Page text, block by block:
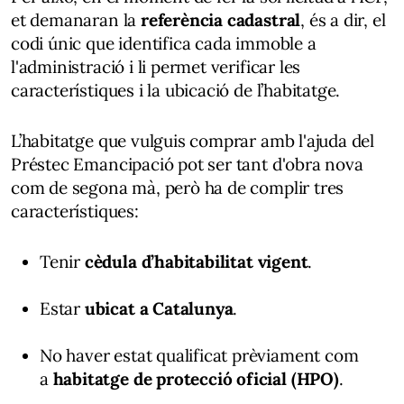
et demanaran la referència cadastral, és a dir, el
codi únic que identifica cada immoble a
l'administració i li permet verificar les
característiques i la ubicació de l’habitatge.
L’habitatge que vulguis comprar amb l'ajuda del
Préstec Emancipació pot ser tant d'obra nova
com de segona mà, però ha de complir tres
característiques:
Tenir cèdula d’habitabilitat vigent.
Estar ubicat a Catalunya.
No haver estat qualificat prèviament com
a habitatge de protecció oficial (HPO).